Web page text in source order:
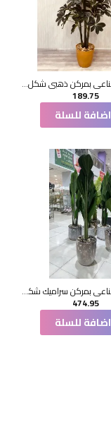
شجر تزيين صناعي بمركن ذهبي شكل حديث 150سم
189.75
اضافة للسلة
شجر تزيين صناعي بمركن سراميك شكل حديث 200سم
474.95
اضافة للسلة